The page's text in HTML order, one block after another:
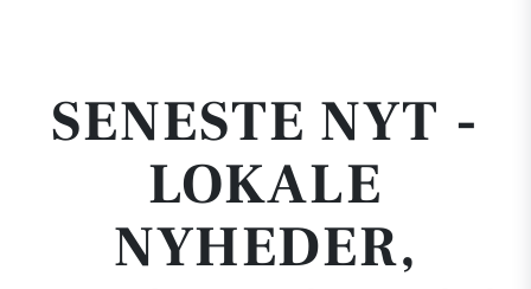
SENESTE NYT -
LOKALE
NYHEDER,